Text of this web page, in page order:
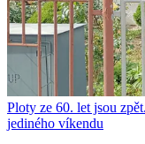
Ploty ze 60. let jsou
jediného víkendu